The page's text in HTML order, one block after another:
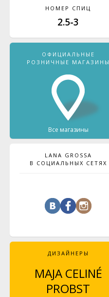
НОМЕР СПИЦ
2.5-3
ОФИЦИАЛЬНЫЕ
РОЗНИЧНЫЕ МАГАЗИНЫ
Все магазины
LANA GROSSA
В СОЦИАЛЬНЫХ СЕТЯХ
ДИЗАЙНЕРЫ
MAJA CELINÉ
PROBST